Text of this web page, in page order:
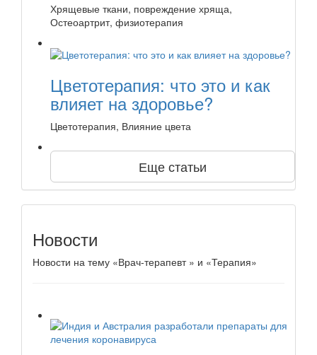
Хрящевые ткани, повреждение хряща,
Остеоартрит, физиотерапия
Цветотерапия: что это и как
влияет на здоровье?
Цветотерапия, Влияние цвета
Еще статьи
Новости
Новости на тему «Врач-терапевт » и «Терапия»